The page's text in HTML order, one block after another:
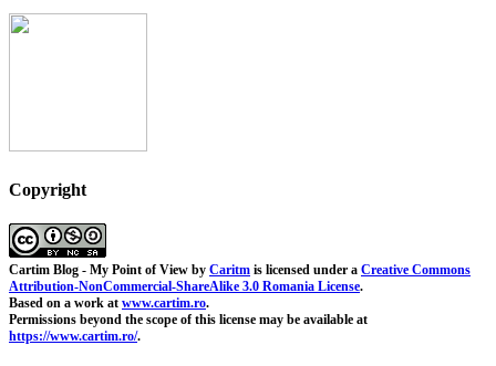
Copyright
Cartim Blog - My Point of View by Caritm is licensed under a Creative Commons
Attribution-NonCommercial-ShareAlike 3.0 Romania License.
Based on a work at www.cartim.ro.
Permissions beyond the scope of this license may be available at
https://www.cartim.ro/.